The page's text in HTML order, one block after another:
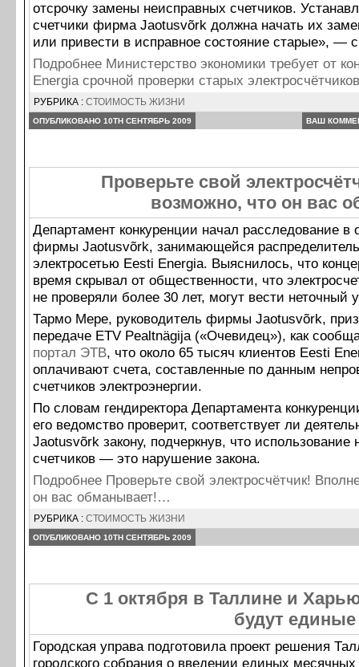
отсрочку замены неисправных счетчиков.
счетчики фирма Jaotusvõrk должна начать их
или привести в исправное состояние старые», —
Подробнее Министерство экономики требует от
Energia срочной проверки старых
РУБРИКА : СТОИМОСТЬ ЖИЗНИ
ОПУБЛИКОВАНО 10TH СЕНТЯБРЬ 2009 ВАШ
Проверьте свой
возможно, что он вас
Департамент конкуренции начал расследование в
фирмы Jaotusvõrk, занимающейся
электросетью Eesti Energia. Выяснилось, что
время скрывал от общественности, что
не проверяли более 30 лет, могут вести неточный
Тармо Мере, руководитель фирмы Jaotusvõrk,
передаче ETV Pealtnägija («Очевидец»), как
портал ЭТВ, что около 65 тысяч клиентов Eesti
оплачивают счета, составленные по данным
счетчиков электроэнергии.
По словам гендиректора Департамента
его ведомство проверит, соответствует ли
Jaotusvõrk закону, подчеркнув, что использование
счетчиков — это нарушение закона.
Подробнее Проверьте свой электросчётчик!
он вас обманывает!…
РУБРИКА : СТОИМОСТЬ ЖИЗНИ
ОПУБЛИКОВАНО 10TH СЕНТЯБРЬ 2009
C 1 октября в Таллине и
будут
Городская управа подготовила проект решения
городского собрания о введении единых месячных